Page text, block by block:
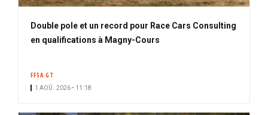
Double pole et un record pour Race Cars Consulting
en qualifications à Magny-Cours
FFSA GT
1 AOÛ. 2026 • 11:18